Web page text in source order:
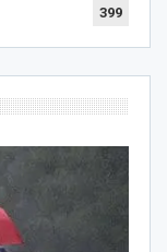
399